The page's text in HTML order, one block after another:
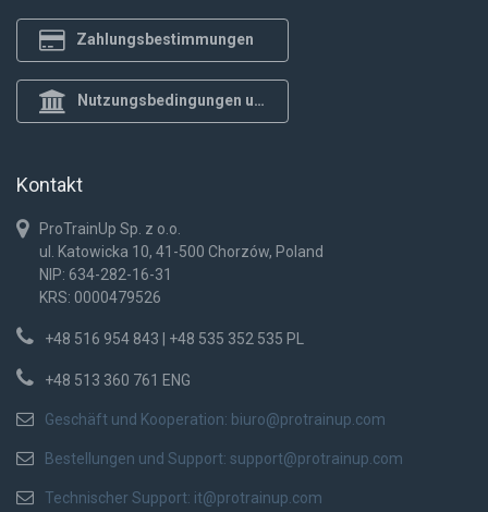
Zahlungsbestimmungen
Nutzungsbedingungen und Datenschutzrichtlinie
Kontakt
ProTrainUp Sp. z o.o.
ul. Katowicka 10, 41-500 Chorzów, Poland
NIP: 634-282-16-31
KRS: 0000479526
+48 516 954 843 | +48 535 352 535 PL
+48 513 360 761 ENG
Geschäft und Kooperation: biuro@protrainup.com
Bestellungen und Support: support@protrainup.com
Technischer Support: it@protrainup.com